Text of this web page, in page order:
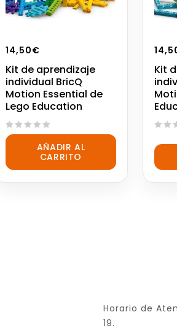
14,50€
Kit de aprendizaje
individual BricQ
Motion Essential de
Lego Education
0
5
AÑADIR AL
CARRITO
Kit
out
5
Horario de
19.